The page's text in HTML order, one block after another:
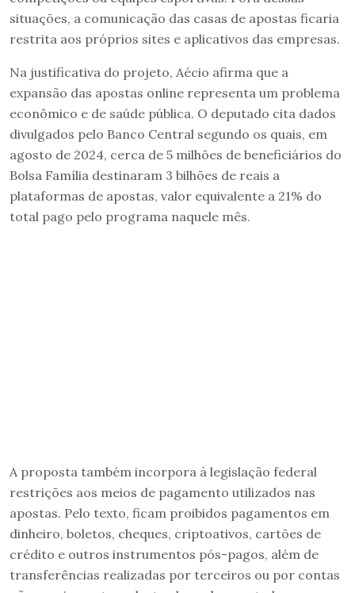
situações, a comunicação das casas de apostas ficaria
restrita aos próprios sites e aplicativos das empresas.
Na justificativa do projeto, Aécio afirma que a
expansão das apostas online representa um problema
econômico e de saúde pública. O deputado cita dados
divulgados pelo Banco Central segundo os quais, em
agosto de 2024, cerca de 5 milhões de beneficiários do
Bolsa Família destinaram 3 bilhões de reais a
plataformas de apostas, valor equivalente a 21% do
total pago pelo programa naquele mês.
A proposta também incorpora à legislação federal
restrições aos meios de pagamento utilizados nas
apostas. Pelo texto, ficam proibidos pagamentos em
dinheiro, boletos, cheques, criptoativos, cartões de
crédito e outros instrumentos pós-pagos, além de
transferências realizadas por terceiros ou por contas